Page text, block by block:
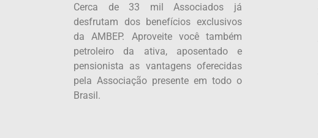
Cerca de 33 mil Associados já
desfrutam dos benefícios exclusivos
da AMBEP. Aproveite você também
petroleiro da ativa, aposentado e
pensionista as vantagens oferecidas
pela Associação presente em todo o
Brasil.